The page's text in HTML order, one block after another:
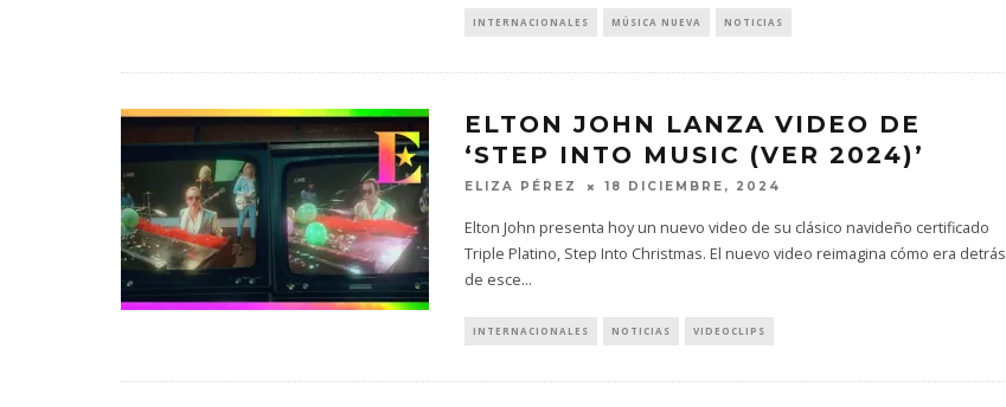
INTERNACIONALES MÚSICA NUEVA NOTICIAS
ELTON JOHN LANZA VIDEO DE
‘STEP INTO MUSIC (VER 2024)’
ELIZA PÉREZ 18 DICIEMBRE, 2024
Elton John presenta hoy un nuevo video de su clásico navideño certificado
Triple Platino, Step Into Christmas. El nuevo video reimagina cómo era detrás
de esce...
INTERNACIONALES NOTICIAS VIDEOCLIPS